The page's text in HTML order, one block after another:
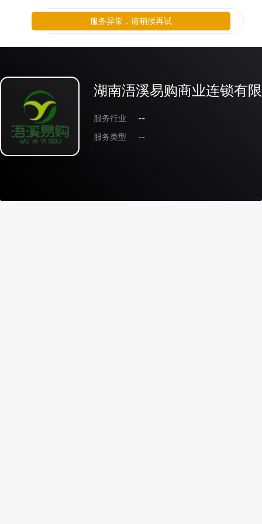
湖南浯溪易购商业连锁有
服务行业
--
服务类型
--
服务异常，请稍候再试